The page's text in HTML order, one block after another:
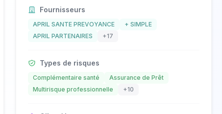
Fournisseurs
APRIL SANTE PREVOYANCE
+ SIMPLE
APRIL PARTENAIRES
+17
Types de risques
Complémentaire santé
Assurance de Prêt
Multirisque professionnelle
+10